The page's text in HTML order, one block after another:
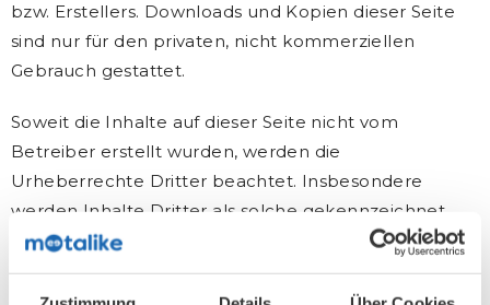
bzw. Erstellers. Downloads und Kopien dieser Seite
sind nur für den privaten, nicht kommerziellen
Gebrauch gestattet.
Soweit die Inhalte auf dieser Seite nicht vom
Betreiber erstellt wurden, werden die
Urheberrechte Dritter beachtet. Insbesondere
werden Inhalte Dritter als solche gekennzeichnet.
Sollten Sie trotzdem auf eine
Urheberrechtsverletzung aufmerksam werden,
bitten wir um einen entsprechenden Hinweis. Bei